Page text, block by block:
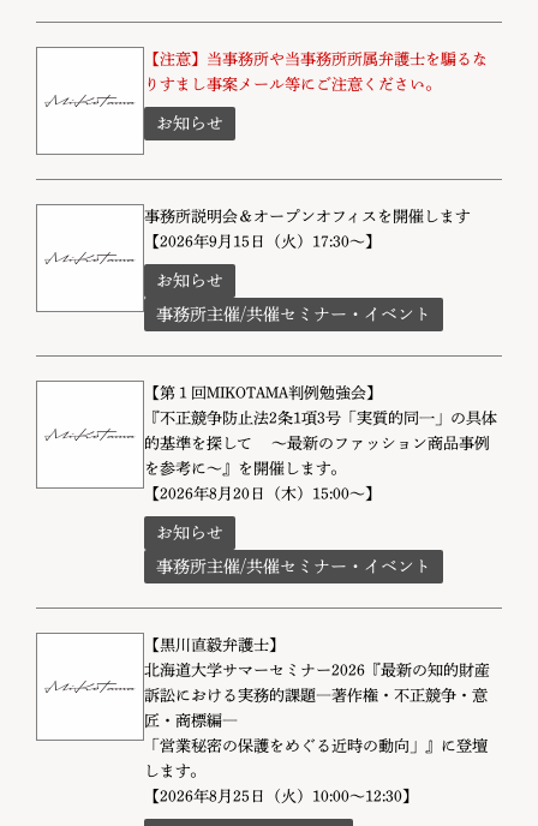
【注意】当事務所や当事務所所属弁護士を騙るな
りすまし事案メール等にご注意ください。
お知らせ
事務所説明会＆オープンオフィスを開催します
【2026年9月15日（火）17:30～】
お知らせ
事務所主催/共催セミナー・イベント
【第１回MIKOTAMA判例勉強会】
『不正競争防止法2条1項3号「実質的同一」の具体
的基準を探して ～最新のファッション商品事例
を参考に～』を開催します。
【2026年8月20日（木）15:00～】
お知らせ
事務所主催/共催セミナー・イベント
【黒川直毅弁護士】
北海道大学サマーセミナー2026『最新の知的財産
訴訟における実務的課題―著作権・不正競争・意
匠・商標編―
「営業秘密の保護をめぐる近時の動向」』に登壇
します。
【2026年8月25日（火）10:00～12:30】